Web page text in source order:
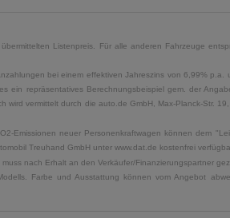
Listenpreis. Für alle anderen Fahrzeuge
bei einem effektiven Jahreszins von 6,99%
ein repräsentatives Berechnungsbeispiel gem. der
vermittelt durch die auto.de GmbH, Max-Planck-Str.
Emissionen neuer Personenkraftwagen können dem
Treuhand GmbH unter www.dat.de kostenfrei
nach Erhalt an den Verkäufer/Finanzierungspartner
Farbe und Ausstattung können vom Angebot